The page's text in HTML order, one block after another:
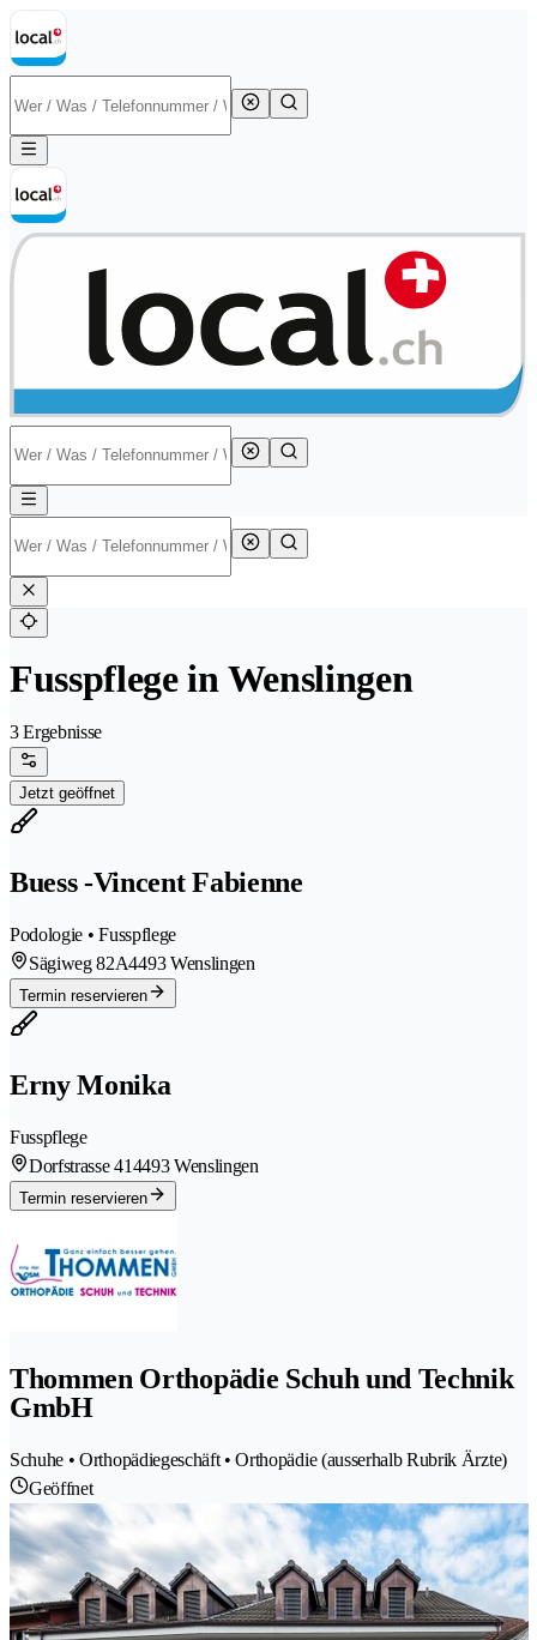
Fusspflege in Wenslingen
3 Ergebnisse
Jetzt geöffnet
Buess -Vincent Fabienne
Podologie • Fusspflege
Sägiweg 82A4493 Wenslingen
Termin reservieren
Erny Monika
Fusspflege
Dorfstrasse 414493 Wenslingen
Termin reservieren
Thommen Orthopädie Schuh und Technik
GmbH
Schuhe • Orthopädiegeschäft • Orthopädie (ausserhalb Rubrik Ärzte)
Geöffnet